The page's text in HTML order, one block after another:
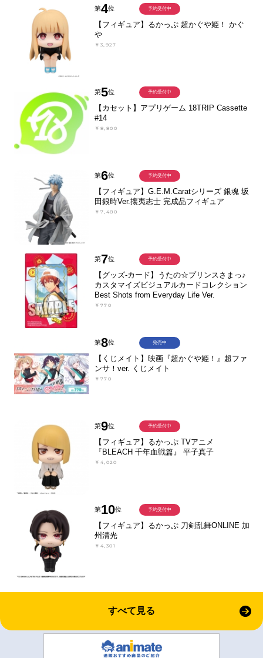
第4位
【フィギュア】るかっぷ 超かぐや姫！ かぐ
や
￥3,927
予約受付中
第5位
【カセット】アプリゲーム 18TRIP Cassette
#14
￥8,800
予約受付中
第6位
【フィギュア】G.E.M.Caratシリーズ 銀魂 坂
田銀時Ver.攘夷志士 完成品フィギュア
￥7,480
予約受付中
第7位
【グッズ-カード】うたの☆プリンスさまっ♪
カスタマイズビジュアルカードコレクション
Best Shots from Everyday Life Ver.
￥770
予約受付中
第8位
【くじメイト】映画『超かぐや姫！』超ファ
ンサ！ver. くじメイト
￥770
発売中
第9位
【フィギュア】るかっぷ TVアニメ
『BLEACH 千年血戦篇』 平子真子
￥4,020
予約受付中
第10位
【フィギュア】るかっぷ 刀剣乱舞ONLINE 加
州清光
￥4,301
予約受付中
すべて見る